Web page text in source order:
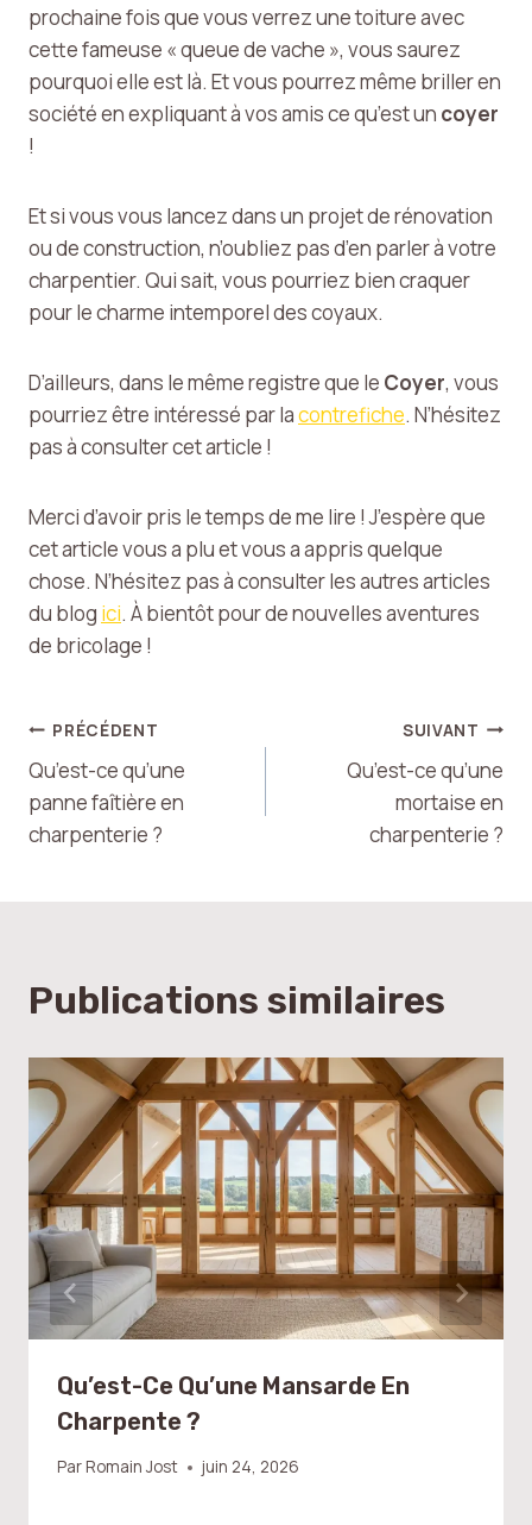
prochaine fois que vous verrez une toiture avec
cette fameuse « queue de vache », vous saurez
pourquoi elle est là. Et vous pourrez même briller en
société en expliquant à vos amis ce qu’est un coyer
!
Et si vous vous lancez dans un projet de rénovation
ou de construction, n’oubliez pas d’en parler à votre
charpentier. Qui sait, vous pourriez bien craquer
pour le charme intemporel des coyaux.
D’ailleurs, dans le même registre que le Coyer, vous
pourriez être intéressé par lacontrefiche. N’hésitez
pas à consulter cet article !
Merci d’avoir pris le temps de me lire ! J’espère que
cet article vous a plu et vous a appris quelque
chose. N’hésitez pas à consulter les autres articles
du blog ici. À bientôt pour de nouvelles aventures
de bricolage !
Navigation
de
l’article
PRÉCÉDENT
Qu’est-ce qu’une
panne faîtière en
charpenterie ?
SUIVANT
Qu’est-ce qu’une
mortaise en
charpenterie ?
Publications similaires
Qu’est-Ce Qu’une Mansarde En
Charpente ?
Par Romain Jost juin 24, 2026